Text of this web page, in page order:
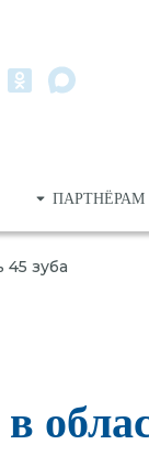
ПАРТНЁРАМ
45 зуба